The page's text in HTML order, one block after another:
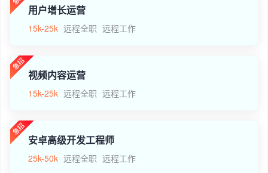
用户增长运营
15k-25k 远程全职 远程工作
视频内容运营
15k-25k 远程全职 远程工作
安卓高级开发工程师
25k-50k 远程全职 远程工作